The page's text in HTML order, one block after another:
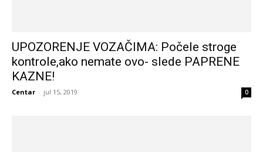
UPOZORENJE VOZAČIMA: Počele stroge
kontrole,ako nemate ovo- slede PAPRENE
KAZNE!
Centar - jul 15, 2019 0